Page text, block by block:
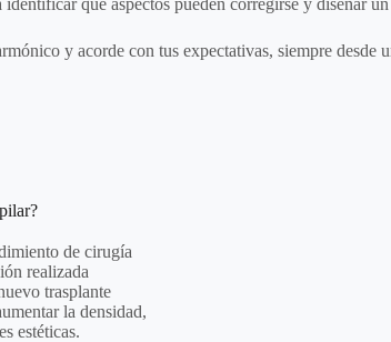
qué aspectos pueden corregirse y diseñar
y acorde con tus expectativas, siempre
de cirugía
realizada
trasplante
la densidad,
estéticas.